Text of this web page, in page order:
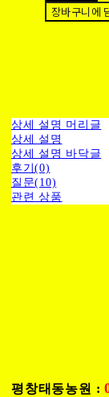
장바구니에
상세 설명 머리글
상세 설명
상세 설명 바닥글
후기(0)
질문(10)
관련 상품
평창태동농원 :